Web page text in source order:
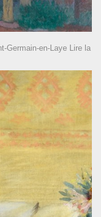
Germain-en-Laye Lire la